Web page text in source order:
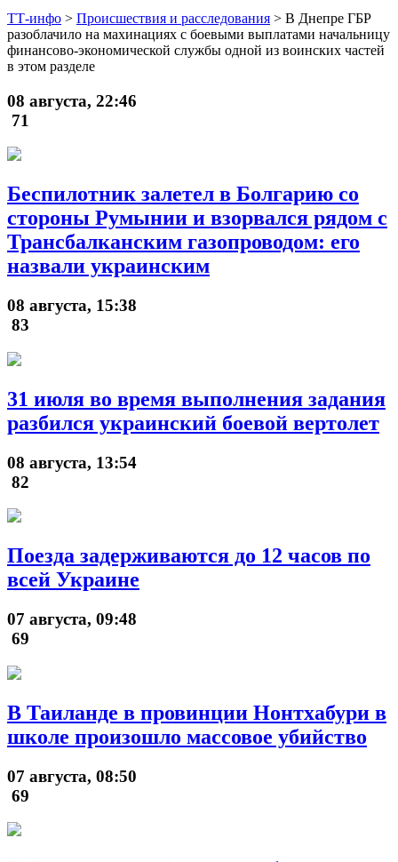
ТТ-инфо > Происшествия и расследования > В Днепре ГБР
разоблачило на махинациях с боевыми выплатами начальницу
финансово-экономической службы одной из воинских частей
в этом разделе
08 августа, 22:46
71
Беспилотник залетел в Болгарию со
стороны Румынии и взорвался рядом с
Трансбалканским газопроводом: его
назвали украинским
08 августа, 15:38
83
31 июля во время выполнения задания
разбился украинский боевой вертолет
08 августа, 13:54
82
Поезда задерживаются до 12 часов по
всей Украине
07 августа, 09:48
69
В Таиланде в провинции Нонтхабури в
школе произошло массовое убийство
07 августа, 08:50
69